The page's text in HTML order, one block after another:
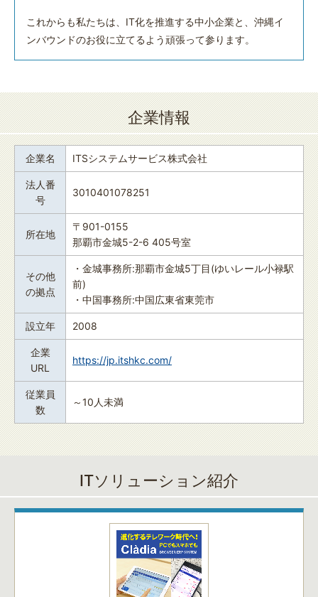
これからも私たちは、IT化を推進する中小企業と、沖縄イ
ンバウンドのお役に立てるよう頑張って参ります。
企業情報
企業名 ITSシステムサービス株式会社
法人番
号
3010401078251
所在地
〒901-0155
那覇市金城5-2-6 405号室
その他
の拠点
・金城事務所:那覇市金城5丁目(ゆいレール小禄駅
前)
・中国事務所:中国広東省東莞市
設立年 2008
企業
URL
https://jp.itshkc.com/
従業員
数
～10人未満
ITソリューション紹介